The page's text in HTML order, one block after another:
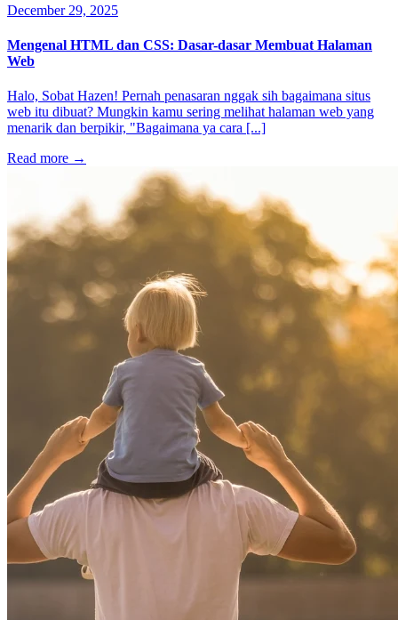
December 29, 2025
Mengenal HTML dan CSS: Dasar-dasar Membuat Halaman
Web
Halo, Sobat Hazen! Pernah penasaran nggak sih bagaimana situs
web itu dibuat? Mungkin kamu sering melihat halaman web yang
menarik dan berpikir, "Bagaimana ya cara [...]
Read more →